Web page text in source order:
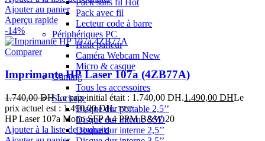
Pack sans fil Hot
Pack avec fil
Lecteur code à barre
Périphériques PC
Haut parleur
Caméra Webcam New
Micro & casque
Gaming
Tous les accessoires
Stockage
Disque dur portable 2,5’’
Disque dur interne SSD
Disque dur interne 2,5’’
Ajouter au panier
Aperçu rapide
-14%
Comparer
Imprimante HP Laser 107a (4ZB77A)
1.740,00DH Le prix initial était : 1.740,00 DH.1.490,00 DHLe
prix actuel est : 1.490,00 DH. TTC
HP Laser 107a Mono SFP A4 PPM B&W 20
Ajouter à la liste de souhaits